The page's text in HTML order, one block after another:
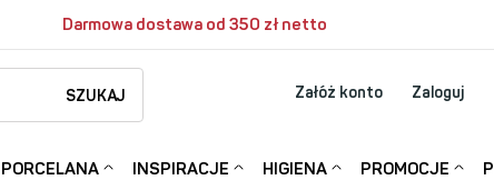
Darmowa dostawa od 350 zł netto
SZUKAJ Załóż konto Zaloguj
PORCELANA INSPIRACJE HIGIENA PROMOCJE